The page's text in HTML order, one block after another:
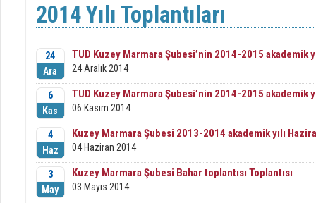
2014 Yılı Toplantıları
24
Ara
TUD Kuzey Marmara Şubesi’nin 2014-2015 akademik
24 Aralık 2014
6
Kas
TUD Kuzey Marmara Şubesi’nin 2014-2015 akademik
06 Kasım 2014
4
Haz
Kuzey Marmara Şubesi 2013-2014 akademik yılı
04 Haziran 2014
3
May
Kuzey Marmara Şubesi Bahar toplantısı Toplantısı
03 Mayıs 2014